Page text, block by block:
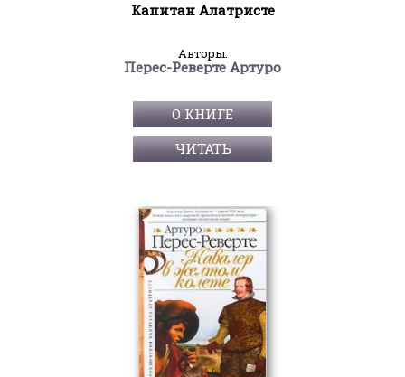
Капитан Алатристе
Авторы:
Перес-Реверте Артуро
О КНИГЕ
ЧИТАТЬ